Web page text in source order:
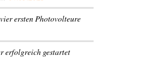
ersten Photovolteure
erfolgreich gestartet